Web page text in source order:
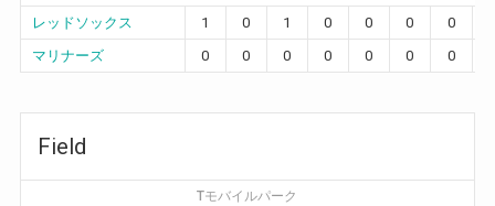
レッドソックス 1 0 1 0 0 0 0
マリナーズ
0 0 0 0 0 0 0
Field
Tモバイルパーク